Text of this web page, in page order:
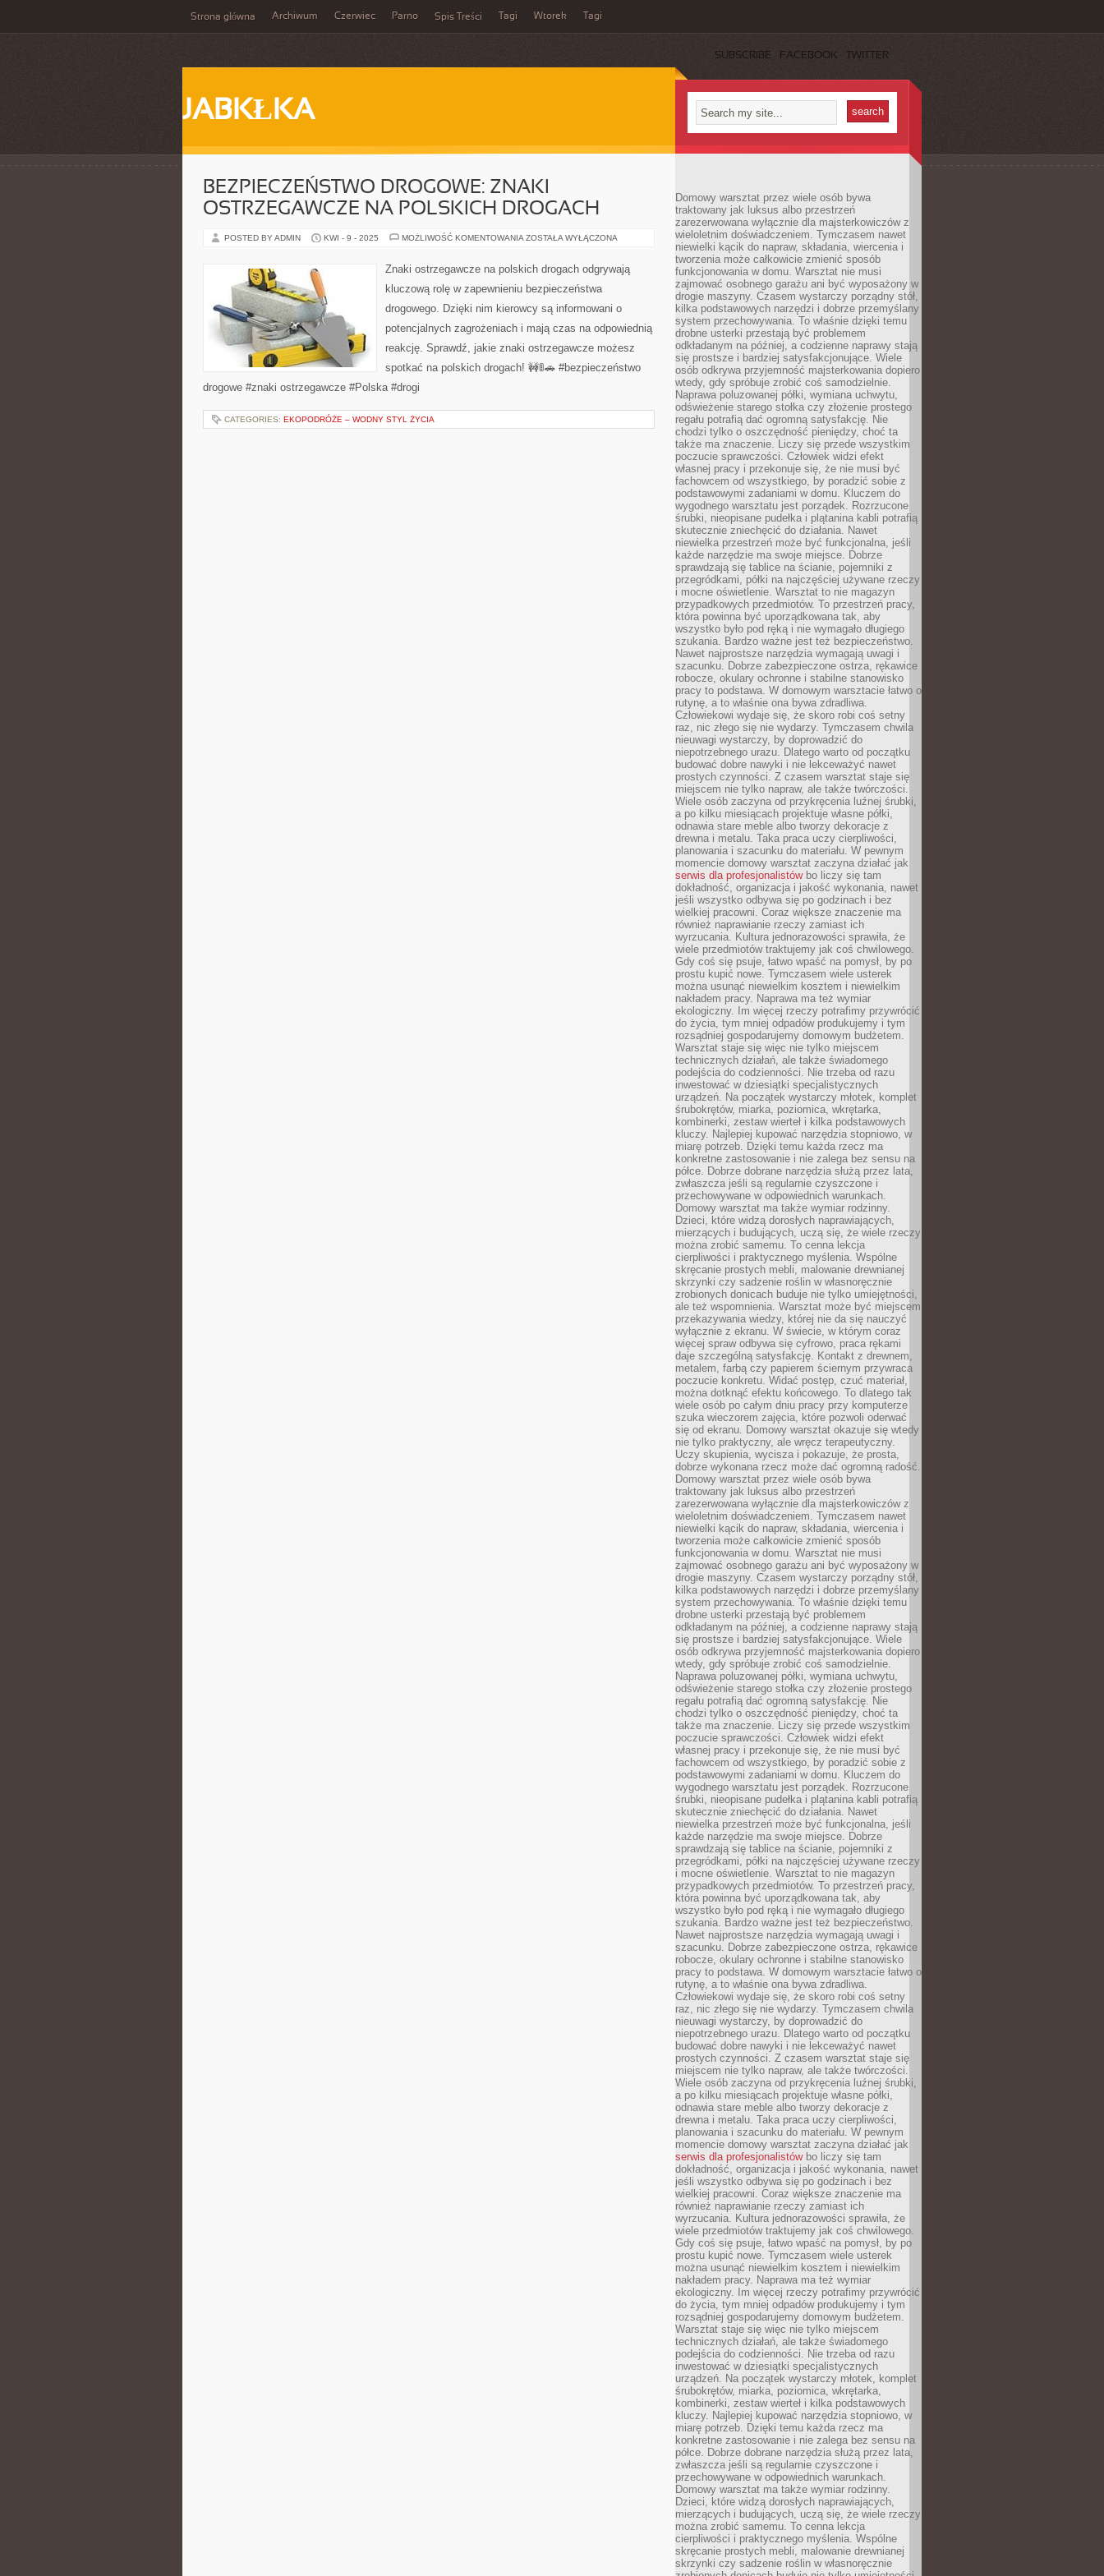
Strona główna Archiwum Czerwiec Parno Spis Treści Tagi Wtorek Tagi
SUBSCRIBE FACEBOOK TWITTER
JABKŁKA
BEZPIECZEŃSTWO DROGOWE: ZNAKI
OSTRZEGAWCZE NA POLSKICH DROGACH
POSTED BY ADMIN KWI - 9 - 2025 MOŻLIWOŚĆ KOMENTOWANIA BEZPIECZEŃSTWO
OSTRZEGAWCZE
NA
DROGACH
ZOSTAŁA WYŁĄCZONA
Znaki ostrzegawcze na polskich drogach odgrywają
kluczową rolę w zapewnieniu bezpieczeństwa
drogowego. Dzięki nim kierowcy są informowani o
potencjalnych zagrożeniach i mają czas na odpowiednią
reakcję. Sprawdź, jakie znaki ostrzegawcze możesz
spotkać na polskich drogach! 🚧🚦🚗 #bezpieczeństwo
drogowe #znaki ostrzegawcze #Polska #drogi
CATEGORIES: EKOPODRÓŻE – WODNY STYL ŻYCIA
Domowy warsztat przez wiele osób bywa
traktowany jak luksus albo przestrzeń
zarezerwowana wyłącznie dla majsterkowiczów z
wieloletnim doświadczeniem. Tymczasem nawet
niewielki kącik do napraw, składania, wiercenia i
tworzenia może całkowicie zmienić sposób
funkcjonowania w domu. Warsztat nie musi
zajmować osobnego garażu ani być wyposażony w
drogie maszyny. Czasem wystarczy porządny stół,
kilka podstawowych narzędzi i dobrze przemyślany
system przechowywania. To właśnie dzięki temu
drobne usterki przestają być problemem
odkładanym na później, a codzienne naprawy stają
się prostsze i bardziej satysfakcjonujące. Wiele
osób odkrywa przyjemność majsterkowania dopiero
wtedy, gdy spróbuje zrobić coś samodzielnie.
Naprawa poluzowanej półki, wymiana uchwytu,
odświeżenie starego stołka czy złożenie prostego
regału potrafią dać ogromną satysfakcję. Nie
chodzi tylko o oszczędność pieniędzy, choć ta
także ma znaczenie. Liczy się przede wszystkim
poczucie sprawczości. Człowiek widzi efekt
własnej pracy i przekonuje się, że nie musi być
fachowcem od wszystkiego, by poradzić sobie z
podstawowymi zadaniami w domu. Kluczem do
wygodnego warsztatu jest porządek. Rozrzucone
śrubki, nieopisane pudełka i plątanina kabli potrafią
skutecznie zniechęcić do działania. Nawet
niewielka przestrzeń może być funkcjonalna, jeśli
każde narzędzie ma swoje miejsce. Dobrze
sprawdzają się tablice na ścianie, pojemniki z
przegródkami, półki na najczęściej używane rzeczy
i mocne oświetlenie. Warsztat to nie magazyn
przypadkowych przedmiotów. To przestrzeń pracy,
która powinna być uporządkowana tak, aby
wszystko było pod ręką i nie wymagało długiego
szukania. Bardzo ważne jest też bezpieczeństwo.
Nawet najprostsze narzędzia wymagają uwagi i
szacunku. Dobrze zabezpieczone ostrza, rękawice
robocze, okulary ochronne i stabilne stanowisko
pracy to podstawa. W domowym warsztacie łatwo o
rutynę, a to właśnie ona bywa zdradliwa.
Człowiekowi wydaje się, że skoro robi coś setny
raz, nic złego się nie wydarzy. Tymczasem chwila
nieuwagi wystarczy, by doprowadzić do
niepotrzebnego urazu. Dlatego warto od początku
budować dobre nawyki i nie lekceważyć nawet
prostych czynności. Z czasem warsztat staje się
miejscem nie tylko napraw, ale także twórczości.
Wiele osób zaczyna od przykręcenia luźnej śrubki,
a po kilku miesiącach projektuje własne półki,
odnawia stare meble albo tworzy dekoracje z
drewna i metalu. Taka praca uczy cierpliwości,
planowania i szacunku do materiału. W pewnym
momencie domowy warsztat zaczyna działać jak
serwis dla profesjonalistówbo liczy się tam
dokładność, organizacja i jakość wykonania, nawet
jeśli wszystko odbywa się po godzinach i bez
wielkiej pracowni. Coraz większe znaczenie ma
również naprawianie rzeczy zamiast ich
wyrzucania. Kultura jednorazowości sprawiła, że
wiele przedmiotów traktujemy jak coś chwilowego.
Gdy coś się psuje, łatwo wpaść na pomysł, by po
prostu kupić nowe. Tymczasem wiele usterek
można usunąć niewielkim kosztem i niewielkim
nakładem pracy. Naprawa ma też wymiar
ekologiczny. Im więcej rzeczy potrafimy przywrócić
do życia, tym mniej odpadów produkujemy i tym
rozsądniej gospodarujemy domowym budżetem.
Warsztat staje się więc nie tylko miejscem
technicznych działań, ale także świadomego
podejścia do codzienności. Nie trzeba od razu
inwestować w dziesiątki specjalistycznych
urządzeń. Na początek wystarczy młotek, komplet
śrubokrętów, miarka, poziomica, wkrętarka,
kombinerki, zestaw wierteł i kilka podstawowych
kluczy. Najlepiej kupować narzędzia stopniowo, w
miarę potrzeb. Dzięki temu każda rzecz ma
konkretne zastosowanie i nie zalega bez sensu na
półce. Dobrze dobrane narzędzia służą przez lata,
zwłaszcza jeśli są regularnie czyszczone i
przechowywane w odpowiednich warunkach.
Domowy warsztat ma także wymiar rodzinny.
Dzieci, które widzą dorosłych naprawiających,
mierzących i budujących, uczą się, że wiele rzeczy
można zrobić samemu. To cenna lekcja
cierpliwości i praktycznego myślenia. Wspólne
skręcanie prostych mebli, malowanie drewnianej
skrzynki czy sadzenie roślin w własnoręcznie
zrobionych donicach buduje nie tylko umiejętności,
ale też wspomnienia. Warsztat może być miejscem
przekazywania wiedzy, której nie da się nauczyć
wyłącznie z ekranu. W świecie, w którym coraz
więcej spraw odbywa się cyfrowo, praca rękami
daje szczególną satysfakcję. Kontakt z drewnem,
metalem, farbą czy papierem ściernym przywraca
poczucie konkretu. Widać postęp, czuć materiał,
można dotknąć efektu końcowego. To dlatego tak
wiele osób po całym dniu pracy przy komputerze
szuka wieczorem zajęcia, które pozwoli oderwać
się od ekranu. Domowy warsztat okazuje się wtedy
nie tylko praktyczny, ale wręcz terapeutyczny.
Uczy skupienia, wycisza i pokazuje, że prosta,
dobrze wykonana rzecz może dać ogromną radość.
Domowy warsztat przez wiele osób bywa
traktowany jak luksus albo przestrzeń
zarezerwowana wyłącznie dla majsterkowiczów z
wieloletnim doświadczeniem. Tymczasem nawet
niewielki kącik do napraw, składania, wiercenia i
tworzenia może całkowicie zmienić sposób
funkcjonowania w domu. Warsztat nie musi
zajmować osobnego garażu ani być wyposażony w
drogie maszyny. Czasem wystarczy porządny stół,
kilka podstawowych narzędzi i dobrze przemyślany
system przechowywania. To właśnie dzięki temu
drobne usterki przestają być problemem
odkładanym na później, a codzienne naprawy stają
się prostsze i bardziej satysfakcjonujące. Wiele
osób odkrywa przyjemność majsterkowania dopiero
wtedy, gdy spróbuje zrobić coś samodzielnie.
Naprawa poluzowanej półki, wymiana uchwytu,
odświeżenie starego stołka czy złożenie prostego
regału potrafią dać ogromną satysfakcję. Nie
chodzi tylko o oszczędność pieniędzy, choć ta
także ma znaczenie. Liczy się przede wszystkim
poczucie sprawczości. Człowiek widzi efekt
własnej pracy i przekonuje się, że nie musi być
fachowcem od wszystkiego, by poradzić sobie z
podstawowymi zadaniami w domu. Kluczem do
wygodnego warsztatu jest porządek. Rozrzucone
śrubki, nieopisane pudełka i plątanina kabli potrafią
skutecznie zniechęcić do działania. Nawet
niewielka przestrzeń może być funkcjonalna, jeśli
każde narzędzie ma swoje miejsce. Dobrze
sprawdzają się tablice na ścianie, pojemniki z
przegródkami, półki na najczęściej używane rzeczy
i mocne oświetlenie. Warsztat to nie magazyn
przypadkowych przedmiotów. To przestrzeń pracy,
która powinna być uporządkowana tak, aby
wszystko było pod ręką i nie wymagało długiego
szukania. Bardzo ważne jest też bezpieczeństwo.
Nawet najprostsze narzędzia wymagają uwagi i
szacunku. Dobrze zabezpieczone ostrza, rękawice
robocze, okulary ochronne i stabilne stanowisko
pracy to podstawa. W domowym warsztacie łatwo o
rutynę, a to właśnie ona bywa zdradliwa.
Człowiekowi wydaje się, że skoro robi coś setny
raz, nic złego się nie wydarzy. Tymczasem chwila
nieuwagi wystarczy, by doprowadzić do
niepotrzebnego urazu. Dlatego warto od początku
budować dobre nawyki i nie lekceważyć nawet
prostych czynności. Z czasem warsztat staje się
miejscem nie tylko napraw, ale także twórczości.
Wiele osób zaczyna od przykręcenia luźnej śrubki,
a po kilku miesiącach projektuje własne półki,
odnawia stare meble albo tworzy dekoracje z
drewna i metalu. Taka praca uczy cierpliwości,
planowania i szacunku do materiału. W pewnym
momencie domowy warsztat zaczyna działać jak
serwis dla profesjonalistówbo liczy się tam
dokładność, organizacja i jakość wykonania, nawet
jeśli wszystko odbywa się po godzinach i bez
wielkiej pracowni. Coraz większe znaczenie ma
również naprawianie rzeczy zamiast ich
wyrzucania. Kultura jednorazowości sprawiła, że
wiele przedmiotów traktujemy jak coś chwilowego.
Gdy coś się psuje, łatwo wpaść na pomysł, by po
prostu kupić nowe. Tymczasem wiele usterek
można usunąć niewielkim kosztem i niewielkim
nakładem pracy. Naprawa ma też wymiar
ekologiczny. Im więcej rzeczy potrafimy przywrócić
do życia, tym mniej odpadów produkujemy i tym
rozsądniej gospodarujemy domowym budżetem.
Warsztat staje się więc nie tylko miejscem
technicznych działań, ale także świadomego
podejścia do codzienności. Nie trzeba od razu
inwestować w dziesiątki specjalistycznych
urządzeń. Na początek wystarczy młotek, komplet
śrubokrętów, miarka, poziomica, wkrętarka,
kombinerki, zestaw wierteł i kilka podstawowych
kluczy. Najlepiej kupować narzędzia stopniowo, w
miarę potrzeb. Dzięki temu każda rzecz ma
konkretne zastosowanie i nie zalega bez sensu na
półce. Dobrze dobrane narzędzia służą przez lata,
zwłaszcza jeśli są regularnie czyszczone i
przechowywane w odpowiednich warunkach.
Domowy warsztat ma także wymiar rodzinny.
Dzieci, które widzą dorosłych naprawiających,
mierzących i budujących, uczą się, że wiele rzeczy
można zrobić samemu. To cenna lekcja
cierpliwości i praktycznego myślenia. Wspólne
skręcanie prostych mebli, malowanie drewnianej
skrzynki czy sadzenie roślin w własnoręcznie